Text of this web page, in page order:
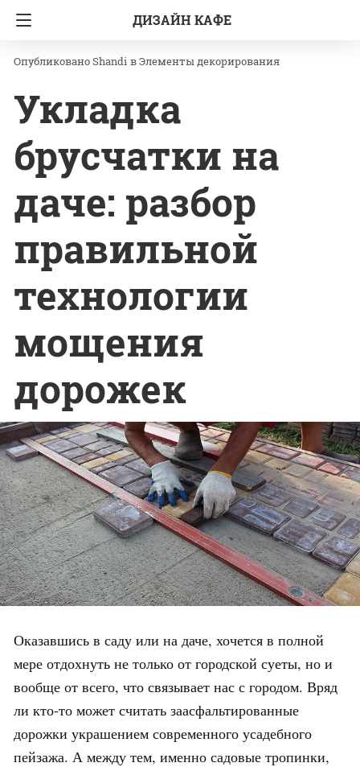
ДИЗАЙН КАФЕ
Главная Элементы декорирования
Shandi вЭлементы декорирования
Укладка
брусчатки на
даче: разбор
правильной
технологии
мощения
дорожек
Оказавшись в саду или на даче, хочется в полной
мере отдохнуть не только от городской суеты, но и
вообще от всего, что связывает нас с городом. Вряд
ли кто-то может считать заасфальтированные
дорожки украшением современного усадебного
пейзажа. А между тем, именно садовые тропинки,